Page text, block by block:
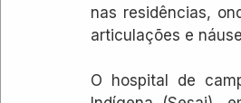
nas residências,
articulações e
O hospital de